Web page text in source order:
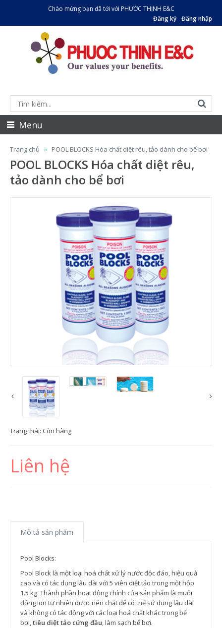
Chào mừng bạn đã tới với PHƯỚC THỊNH E&C
Đăng ký Đăng nhập
Menu
Trang chủ POOL BLOCKS Hóa chất diệt rêu, tảo dành cho bể bơi
POOL BLOCKS Hóa chất diệt rêu,
tảo dành cho bể bơi
Trạng thái: Còn hàng
Liên hệ
Mô tả sản phẩm
Pool Blocks:
Pool Block là một loại hoá chất xử lý nước độc đáo, hiệu quả
cao và có tác dụng lâu dài với 5 viên diệt tảo trong một hộp
1.5 kg. Thành phần hoạt động chính của sản phẩm là muối
đồng ion tự nhiên được nén chặt để có thể sử dụng lâu dài
và không có tác động với các loại hoá chất khác trong bể
bơi,tiêu diệt tảo cứng đầu, làm sạch bể bơi.